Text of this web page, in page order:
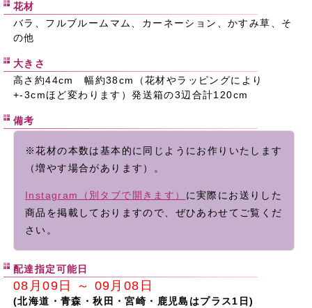
花材
バラ、フルブルームマム、カーネーション、かすみ草、そ
の他
大きさ
高さ約44cm 幅約38cm（花材やラッピングにより
+-3cmほど変わります）発送箱の3辺合計120cm
備考
※花材の本数は基本的に同じようにお作りいたします
（増やす場合があります）。
Instagram（別タブで開きます） に実際にお送りした
商品を掲載しておりますので、ぜひあわせてご覧くだ
さい。
配達指定可能日
08月09日 ～ 09月08日
(北海道・青森・秋田・宮崎・鹿児島はプラス1日)